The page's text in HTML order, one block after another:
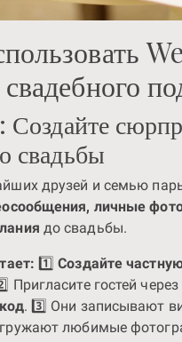
Создайте
свадьбы
друзей и семью
личные
до свадьбы.
1️⃣Создайте
Пригласите гостей через
. 3️⃣ Они записывают
любимые